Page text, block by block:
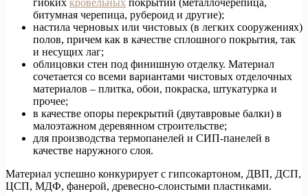
битумная черепица, рубероид и другие);
настила черновых или чистовых (в легких сооружениях)
полов, причем как в качестве сплошного покрытия, так
и несущих лаг;
облицовки стен под финишную отделку. Материал
сочетается со всеми вариантами чистовых отделочных
материалов – плитка, обои, покраска, штукатурка и
прочее;
в качестве опоры перекрытий (двутавровые балки) в
малоэтажном деревянном строительстве;
для производства термопанелей и СИП-панелей в
качестве наружного слоя.
Материал успешно конкурирует с гипсокартоном, ДВП, ДСП,
ЦСП, МДФ, фанерой, древесно-слоистыми пластиками.